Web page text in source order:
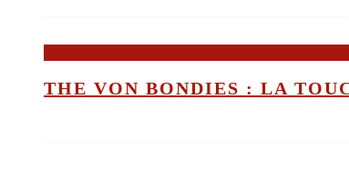
THE VON BONDIES : LA